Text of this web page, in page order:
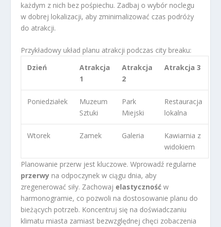
każdym z nich bez pośpiechu. Zadbaj o wybór noclegu
w dobrej lokalizacji, aby zminimalizować czas podróży
do atrakcji.
Przykładowy układ planu atrakcji podczas city breaku:
Dzień
Atrakcja
1
Atrakcja
2
Atrakcja 3
Poniedziałek
Muzeum
Sztuki
Park
Miejski
Restauracja
lokalna
Wtorek Zamek Galeria
Kawiarnia z
widokiem
Planowanie przerw jest kluczowe. Wprowadź regularne
przerwy na odpoczynek w ciągu dnia, aby
zregenerować siły. Zachowaj elastyczność w
harmonogramie, co pozwoli na dostosowanie planu do
bieżących potrzeb. Koncentruj się na doświadczaniu
klimatu miasta zamiast bezwzględnej chęci zobaczenia